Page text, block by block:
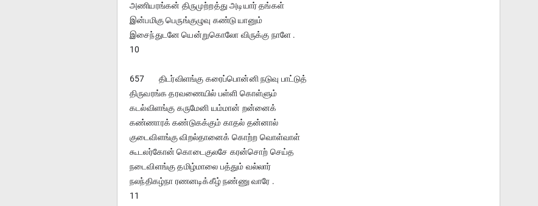
அணியரங்கன் திருமுற்றத்து அடியார் தங்கள்
இன்பமிகு பெருங்குழுவு கண்டு யானும்
இசைந்துடனே யென்றுகொலோ விருக்கு நாளே .
10
657	திடர்விளங்கு கரைப்பொன்னி நடுவு பாட்டுத்
திருவரங்க தரவணையில் பள்ளி கொள்ளும்
கடல்விளங்கு கருமேனி யம்மான் றன்னைக்
கண்ணாரக் கண்டுகக்கும் காதல் தன்னால்
குடைவிளங்கு விறல்தானைக் கொற்ற வொள்வாள்
கூடலர்கோன் கொடைகுலசே கரன்சொற் செய்த
நடைவிளங்கு தமிழ்மாலை பத்தும் வல்லார்
நலந்திகழ்நா ரணனடிக்கீழ் நண்ணு வாரே .
11